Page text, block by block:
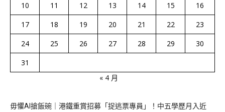
10
11 12 13 14 15
16
17
18 19 20 21 22
23
24
25 26 27 28 29
30
31
« 4 月
毋懼AI搶飯碗｜港鐵重賞招募「捉逃票專員」！中五學歷月入近